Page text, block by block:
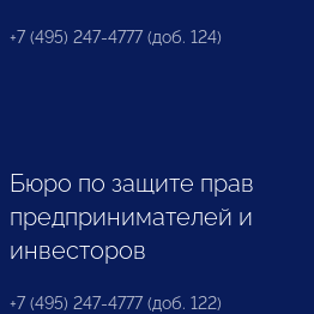
+7 (495) 247-4777 (доб. 124)
Бюро по защите прав
предпринимателей и
инвесторов
+7 (495) 247-4777 (доб. 122)